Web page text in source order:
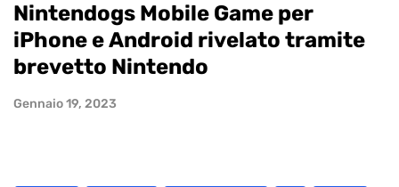
Nintendogs Mobile Game per
iPhone e Android rivelato tramite
brevetto Nintendo
Gennaio 19, 2023